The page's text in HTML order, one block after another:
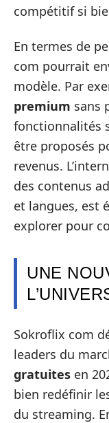
compétitif si
En termes de
com pourrait
modèle. Par
premium sans
fonctionnalités
être proposés
revenus.
des contenus
et langues, est
explorer pour
UNE
Sokroflix com
leaders du
gratuites en
bien redéfinir
du streaming.